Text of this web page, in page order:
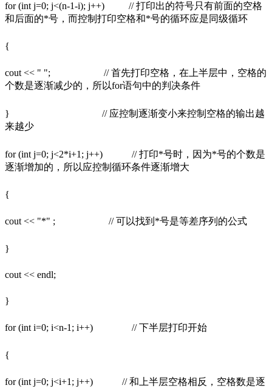
for (int j=0; j<(n-1-i); j++) // 打印出的符号只有前面的空格
和后面的*号，而控制打印空格和*号的循环应是同级循环
{
cout << " "; // 首先打印空格，在上半层中，空格的
个数是逐渐减少的，所以for语句中的判决条件
} // 应控制逐渐变小来控制空格的输出越
来越少
for (int j=0; j<2*i+1; j++) // 打印*号时，因为*号的个数是
逐渐增加的，所以应控制循环条件逐渐增大
{
cout << "*" ; // 可以找到*号是等差序列的公式
}
cout << endl;
}
for (int i=0; i<n-1; i++) // 下半层打印开始
{
for (int j=0; j<i+1; j++) // 和上半层空格相反，空格数是逐